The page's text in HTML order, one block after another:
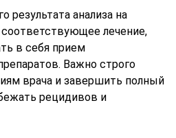
результата анализа на
соответствующее лечение,
в себя прием
Важно строго
врача и завершить полный
рецидивов и